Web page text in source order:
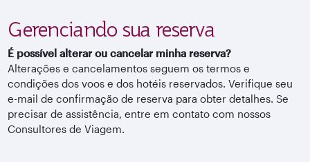
Gerenciando sua reserva
É possível alterar ou cancelar minha reserva?
Alterações e cancelamentos seguem os termos e
condições dos voos e dos hotéis reservados. Verifique seu
e-mail de confirmação de reserva para obter detalhes. Se
precisar de assistência, entre em contato com nossos
Consultores de Viagem.